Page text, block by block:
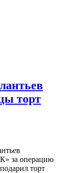
торт
за операцию
торт